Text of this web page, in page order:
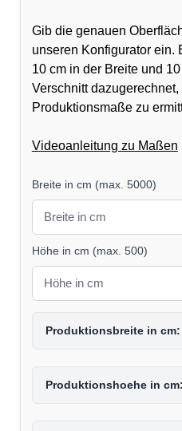
Gib die genauen
unseren Konfigurator ein.
10 cm in der Breite und
Verschnitt dazugerechnet,
Produktionsmaße zu
Videoanleitung zu Maßen
Breite in cm (max. 5000)
Höhe in cm (max. 500)
Produktionsbreite in cm:
Produktionshoehe in cm: